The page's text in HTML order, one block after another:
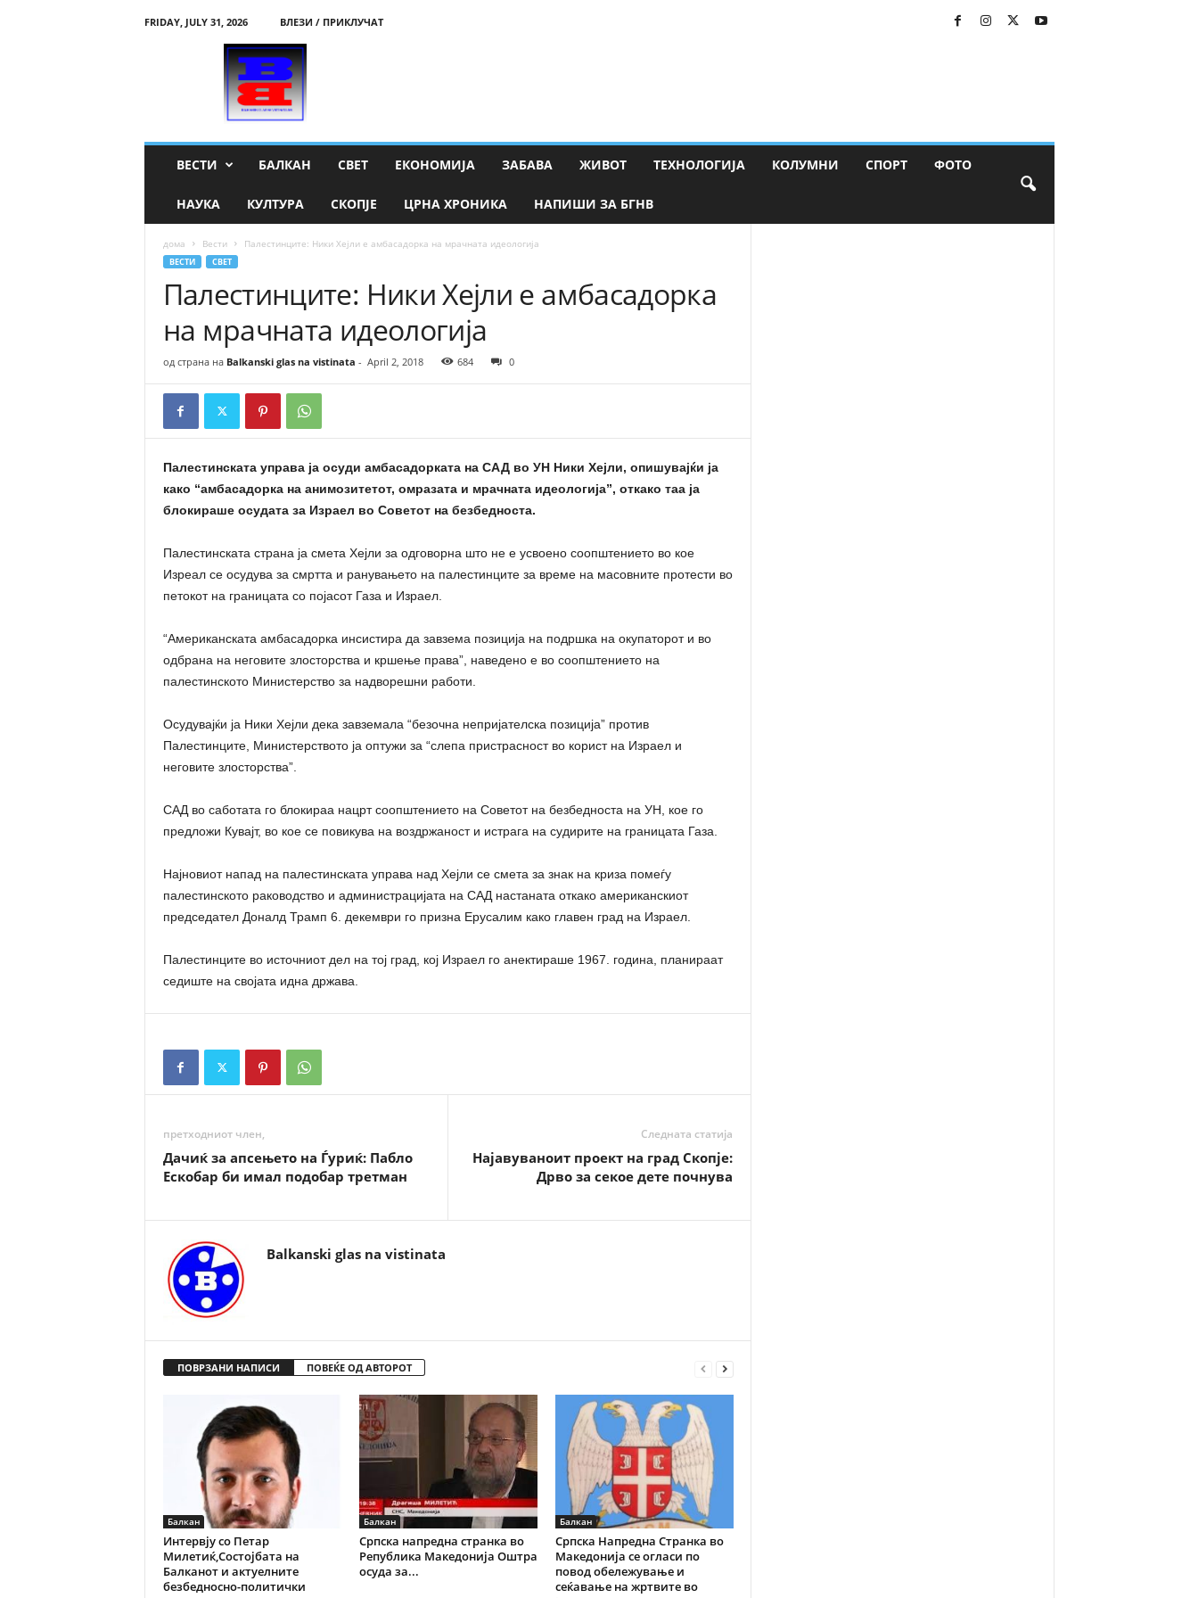
FRIDAY, JULY 31, 2026
ВЛЕЗИ / ПРИКЛУЧАТ
a
ВЕСТИ БАЛКАН СВЕТ ЕКОНОМИЈА ЗАБАВА ЖИВОТ ТЕХНОЛОГИЈА КОЛУМНИ СПОРТ ФОТО
НАУКА КУЛТУРА СКОПЈЕ ЦРНА ХРОНИКА НАПИШИ ЗА БГНВ
дома Вести Палестинците: Ники Хејли е амбасадорка на мрачната идеологија
ВЕСТИ СВЕТ
Палестинците: Ники Хејли е амбасадорка
на мрачната идеологија
од страна на Balkanski glas na vistinata - April 2, 2018 684 0
Палестинската управа ја осуди амбасадорката на САД во УН Ники Хејли, опишувајќи ја
како “амбасадорка на анимозитетот, омразата и мрачната идеологија”, откако таа ја
блокираше осудата за Израел во Советот на безбедноста.
Палестинската страна ја смета Хејли за одговорна што не е усвоено соопштението во кое
Изреал се осудува за смртта и ранувањето на палестинците за време на масовните протести во
петокот на границата со појасот Газа и Израел.
“Американската амбасадорка инсистира да завзема позиција на подршка на окупаторот и во
одбрана на неговите злосторства и кршење права”, наведено е во соопштението на
палестинското Министерство за надворешни работи.
Осудувајќи ја Ники Хејли дека завземала “безочна непријателска позиција” против
Палестинците, Министерството ја оптужи за “слепа пристрасност во корист на Израел и
неговите злосторства”.
САД во саботата го блокираа нацрт соопштението на Советот на безбедноста на УН, кое го
предложи Кувајт, во кое се повикува на воздржаност и истрага на судирите на границата Газа.
Најновиот напад на палестинската управа над Хејли се смета за знак на криза помеѓу
палестинското раководство и администрацијата на САД настаната откако американскиот
председател Доналд Трамп 6. декември го призна Ерусалим како главен град на Израел.
Палестинците во источниот дел на тој град, кој Израел го анектираше 1967. година, планираат
седиште на својата идна држава.
претходниот член,
Дачиќ за апсењето на Ѓуриќ: Пабло
Ескобар би имал подобар третман
Следната статија
Најавуваноит проект на град Скопје:
Дрво за секое дете почнува
Balkanski glas na vistinata
ПОВРЗАНИ НАПИСИ ПОВЕЌЕ ОД АВТОРОТ
Балкан
Интервју со Петар
Милетиќ,Состојбата на
Балканот и актуелните
безбедносно-политички
Балкан
Српска напредна странка во
Република Македонија Оштра
осуда за...
Балкан
Српска Напредна Странка во
Македонија се огласи по
повод обележување и
сеќавање на жртвите во